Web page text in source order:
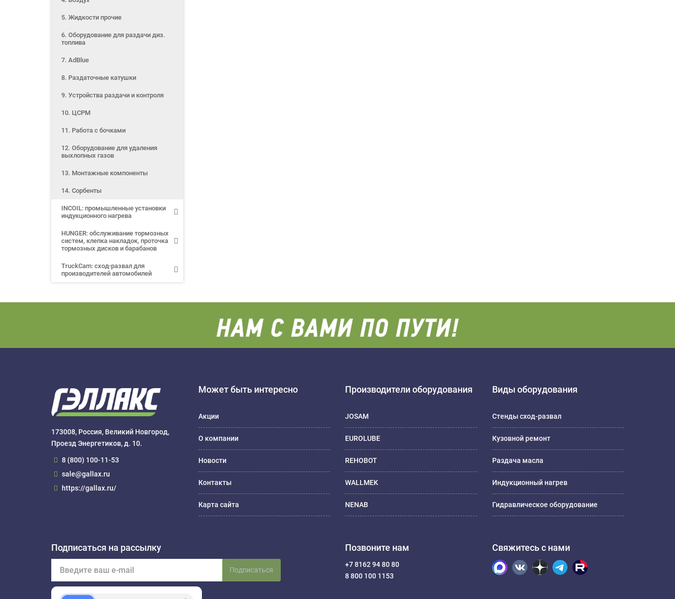
5. Жидкости прочие
6. Оборудование для раздачи диз.
топлива
7. AdBlue
8. Раздаточные катушки
9. Устройства раздачи и контроля
10. ЦСРМ
11. Работа с бочками
12. Оборудование для удаления
выхлопных газов
13. Монтажные компоненты
14. Сорбенты
INCOIL: промышленные установки
индукционного нагрева
HUNGER: обслуживание тормозных
систем, клепка накладок, проточка
тормозных дисков и барабанов
TruckCam: сход-развал для
производителей автомобилей
173008, Россия, Великий Новгород,
Проезд Энергетиков, д. 10.
8 (800) 100-11-53
sale@gallax.ru
https://gallax.ru/
Может быть интересно
Акции
О компании
Новости
Контакты
Карта сайта
Производители оборудования
JOSAM
EUROLUBE
REHOBOT
WALLMEK
NENAB
Виды оборудования
Стенды сход-развал
Кузовной ремонт
Раздача масла
Индукционный нагрев
Гидравлическое оборудование
Подписаться на рассылку
Подписаться
Позвоните нам
+7 8162 94 80 80
8 800 100 1153
Свяжитесь с нами